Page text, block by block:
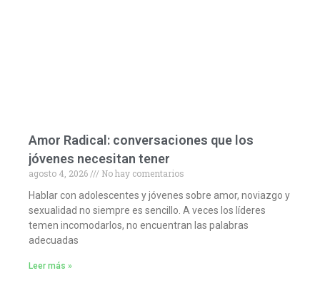
Amor Radical: conversaciones que los
jóvenes necesitan tener
agosto 4, 2026
No hay comentarios
Hablar con adolescentes y jóvenes sobre amor, noviazgo y
sexualidad no siempre es sencillo. A veces los líderes
temen incomodarlos, no encuentran las palabras
adecuadas
Leer más »